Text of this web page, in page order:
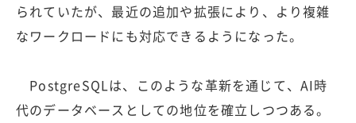
られていたが、最近の追加や拡張により、より複雑
なワークロードにも対応できるようになった。
PostgreSQLは、このような革新を通じて、AI時
代のデータベースとしての地位を確立しつつある。